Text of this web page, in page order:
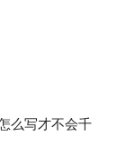
么写才不会千